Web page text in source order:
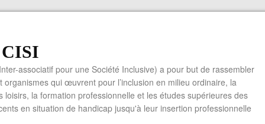
associatif pour une Société Inclusive) a pour but de rassembler
organismes qui œuvrent pour l’inclusion en milieu ordinaire, la
loisirs, la formation professionnelle et les études supérieures des
en situation de handicap jusqu'à leur insertion professionnelle